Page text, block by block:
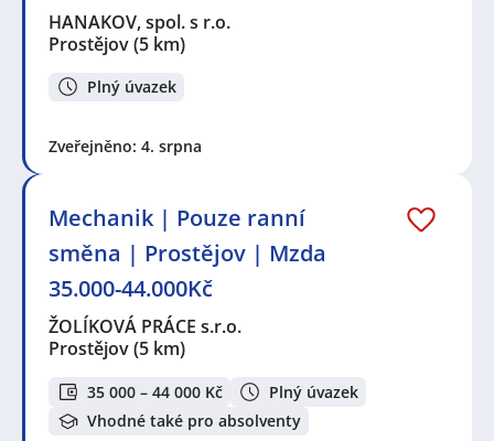
HANAKOV, spol. s r.o.
Prostějov(5 km)
Plný úvazek
Zveřejněno: 4. srpna
Mechanik | Pouze ranní
směna | Prostějov | Mzda
35.000-44.000Kč
ŽOLÍKOVÁ PRÁCE s.r.o.
Prostějov(5 km)
35 000 – 44 000 Kč
Plný úvazek
Vhodné také pro absolventy